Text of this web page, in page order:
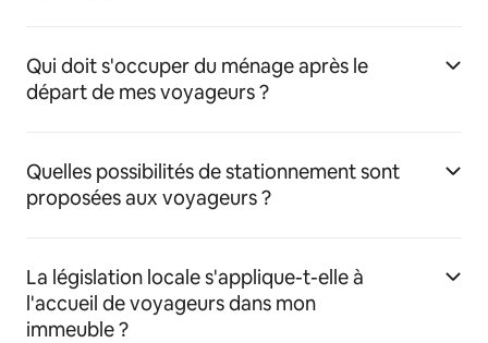
Qui doit s'occuper du ménage après le
départ de mes voyageurs ?
Quelles possibilités de stationnement sont
proposées aux voyageurs ?
La législation locale s'applique-t-elle à
l'accueil de voyageurs dans mon
immeuble ?